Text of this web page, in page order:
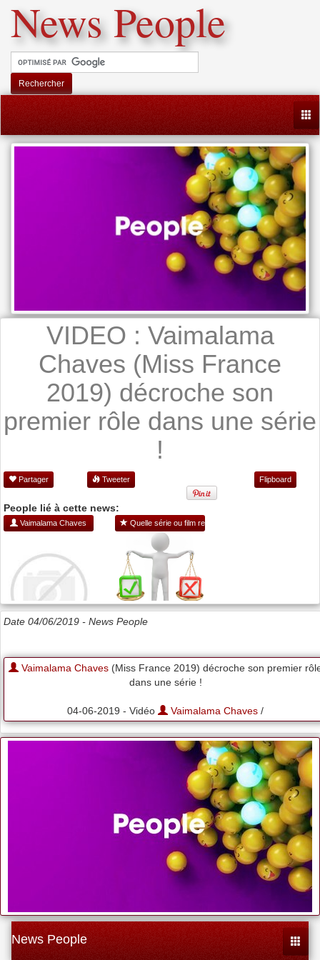
News People
Rechercher
VIDEO : Vaimalama
Chaves (Miss France
2019) décroche son
premier rôle dans une série
!
Partager Tweeter Flipboard
People lié à cette news:
Vaimalama Chaves Quelle série ou film regarder ?
Date 04/06/2019 - News People
Vaimalama Chaves (Miss France 2019) décroche son premier
dans une série !
04-06-2019 - Vidéo Vaimalama Chaves /
News People